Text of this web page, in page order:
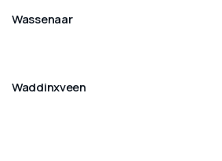
Wassenaar
Waddinxveen